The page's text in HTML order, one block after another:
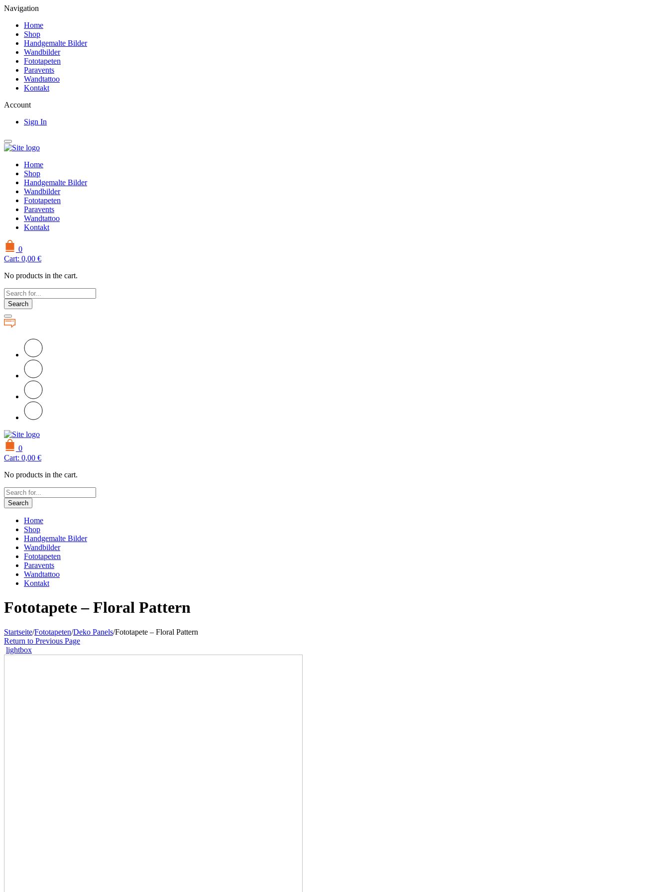
Navigation
Home
Shop
Handgemalte Bilder
Wandbilder
Fototapeten
Paravents
Wandtattoo
Kontakt
Account
Sign In
Home
Shop
Handgemalte Bilder
Wandbilder
Fototapeten
Paravents
Wandtattoo
Kontakt
0
Cart: 0,00 €
No products in the cart.
Search
0
Cart: 0,00 €
No products in the cart.
Search
Home
Shop
Handgemalte Bilder
Wandbilder
Fototapeten
Paravents
Wandtattoo
Kontakt
Fototapete – Floral Pattern
Startseite/Fototapeten/Deko Panels/Fototapete – Floral Pattern
Return to Previous Page
lightbox